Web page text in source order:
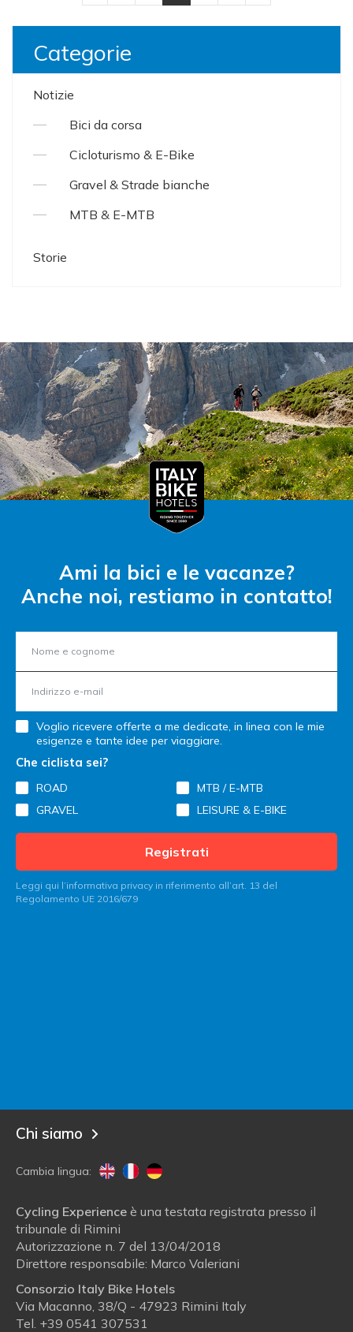
Categorie
Notizie
Bici da corsa
Cicloturismo & E-Bike
Gravel & Strade bianche
MTB & E-MTB
Storie
Ami la bici e le vacanze?
Anche noi, restiamo in contatto!
Voglio ricevere offerte a me dedicate, in linea con le mie
esigenze e tante idee per viaggiare.
Che ciclista sei?
ROAD
MTB / E-MTB
GRAVEL
LEISURE & E-BIKE
Registrati
Leggi qui l’informativa privacy in riferimento all’art. 13 del
Regolamento UE 2016/679
Chi siamo
Cambia lingua:
Cycling Experience è una testata registrata presso il
tribunale di Rimini
Autorizzazione n. 7 del 13/04/2018
Direttore responsabile: Marco Valeriani
Consorzio Italy Bike Hotels
Via Macanno, 38/Q - 47923 Rimini Italy
Tel. +39 0541 307531